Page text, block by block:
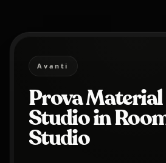
Avanti
Prova Material
Studio in
Studio